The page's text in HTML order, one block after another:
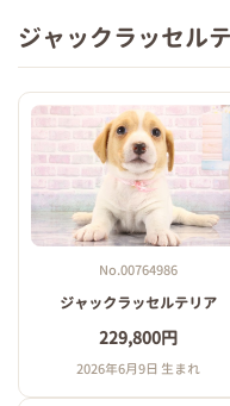
ジャックラッセル
No.00764986
ジャックラッセルテリア
229,800円
2026年6月9日 生まれ